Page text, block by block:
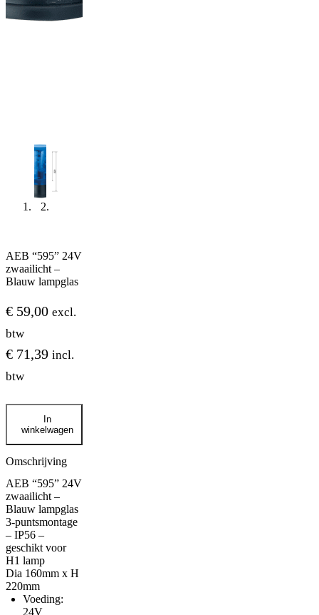
AEB “595” 24V
zwaailicht –
Blauw lampglas
€ 59,00 excl.
btw
€ 71,39 incl.
btw
AEB
24V
zwaailicht
-
lampglas
aantal
In
winkelwagen
Omschrijving
AEB “595” 24V
zwaailicht –
Blauw lampglas
3-puntsmontage
– IP56 –
geschikt voor
H1 lamp
Dia 160mm x H
220mm
Voeding:
24V